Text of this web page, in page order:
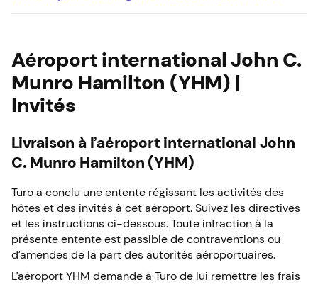
Aéroport international John C.
Munro Hamilton (YHM) |
Invités
Livraison à l’aéroport international John
C. Munro Hamilton (YHM)
Turo a conclu une entente régissant les activités des
hôtes et des invités à cet aéroport. Suivez les directives
et les instructions ci-dessous. Toute infraction à la
présente entente est passible de contraventions ou
d’amendes de la part des autorités aéroportuaires.
L’aéroport YHM demande à Turo de lui remettre les frais